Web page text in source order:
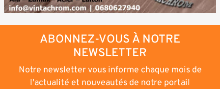
ABONNEZ-VOUS À NOTRE
NEWSLETTER
Notre newsletter vous informe chaque mois de
l'actualité et nouveautés de notre portail